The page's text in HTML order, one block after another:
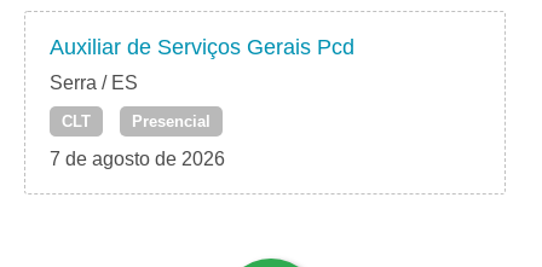
Auxiliar de Serviços Gerais Pcd
Serra / ES
CLT Presencial
7 de agosto de 2026